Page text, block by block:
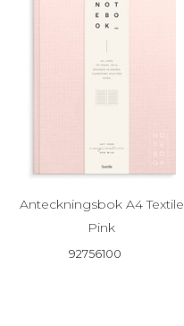
Anteckningsbok A4 Textile
Pink
92756100